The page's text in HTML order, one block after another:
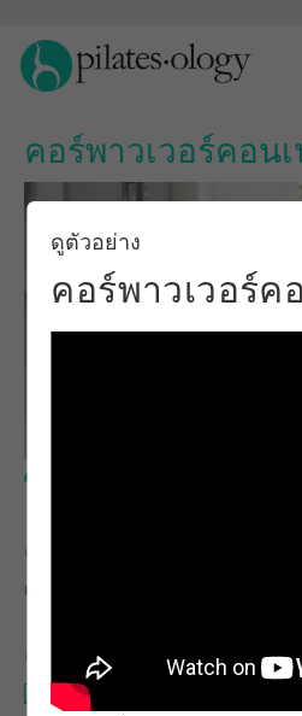
คอร์พาวเวอร์คอน
ดูตัวอย่าง
คอร์พาวเวอร์ค
ครู
เจสสิก้า มาร์คัสเซ่น
อุปกรณ์ที่ต้องใช้
สตูดิโอทั้งหมด